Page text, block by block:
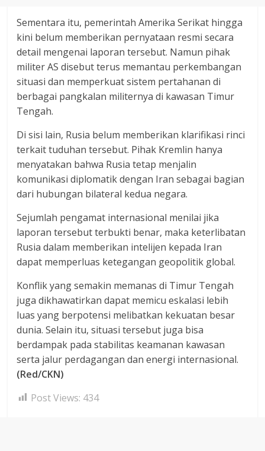
Sementara itu, pemerintah Amerika Serikat hingga
kini belum memberikan pernyataan resmi secara
detail mengenai laporan tersebut. Namun pihak
militer AS disebut terus memantau perkembangan
situasi dan memperkuat sistem pertahanan di
berbagai pangkalan militernya di kawasan Timur
Tengah.
Di sisi lain, Rusia belum memberikan klarifikasi rinci
terkait tuduhan tersebut. Pihak Kremlin hanya
menyatakan bahwa Rusia tetap menjalin
komunikasi diplomatik dengan Iran sebagai bagian
dari hubungan bilateral kedua negara.
Sejumlah pengamat internasional menilai jika
laporan tersebut terbukti benar, maka keterlibatan
Rusia dalam memberikan intelijen kepada Iran
dapat memperluas ketegangan geopolitik global.
Konflik yang semakin memanas di Timur Tengah
juga dikhawatirkan dapat memicu eskalasi lebih
luas yang berpotensi melibatkan kekuatan besar
dunia. Selain itu, situasi tersebut juga bisa
berdampak pada stabilitas keamanan kawasan
serta jalur perdagangan dan energi internasional.
(Red/CKN)
Post Views: 434